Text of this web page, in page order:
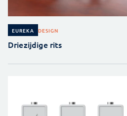
EUREKA DESIGN
Driezijdige rits